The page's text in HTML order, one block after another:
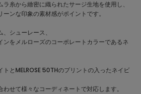
糸から緻密に織られたサージ生地を使用し、
ンな印象の素材感がポイントです。
シューレース、
ンをメルローズのコーポレートカラーであるネ
とMELROSE 50THのプリントの入ったネイビ
せて様々なコーディネートで対応します。